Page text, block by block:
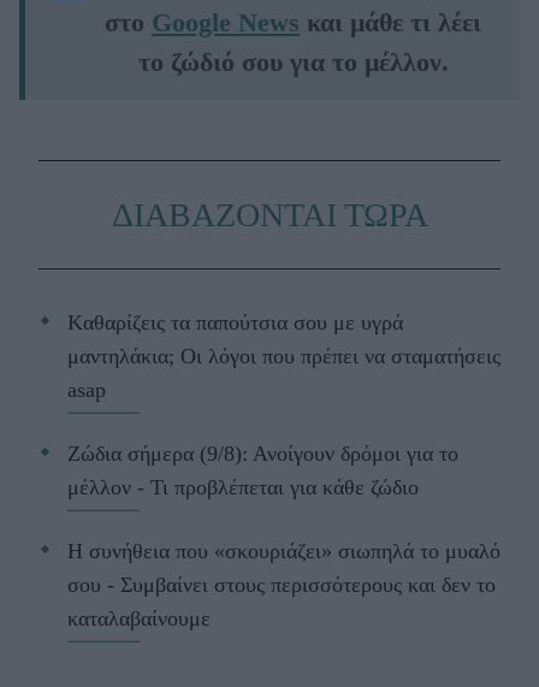
στο Google News και μάθε τι λέει
το ζώδιό σου για το μέλλον.
ΔΙΑΒΑΖΟΝΤΑΙ ΤΩΡΑ
Kαθαρίζεις τα παπούτσια σου με υγρά
μαντηλάκια; Οι λόγοι που πρέπει να σταματήσεις
asap
Ζώδια σήμερα (9/8): Ανοίγουν δρόμοι για το
μέλλον - Τι προβλέπεται για κάθε ζώδιο
Η συνήθεια που «σκουριάζει» σιωπηλά το μυαλό
σου - Συμβαίνει στους περισσότερους και δεν το
καταλαβαίνουμε